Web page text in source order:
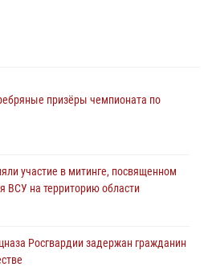
призёры чемпионата по
участие в митинге, посвященном
ВСУ на территорию области
Росгвардии задержан гражданин